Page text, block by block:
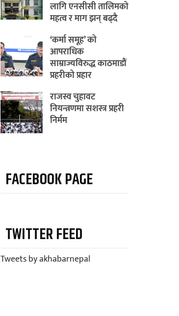
लागि एनसीसी तालिमको
महत्व र माग झन् बढ्दै
‘कर्मा समूह’ को
आपराधिक
साम्राज्यविरुद्ध काठमाडौं
प्रहरीको प्रहार
राजस्व चुहावट
नियन्त्रणमा सशस्त्र प्रहरी
निर्मम
FACEBOOK PAGE
TWITTER FEED
Tweets by akhabarnepal